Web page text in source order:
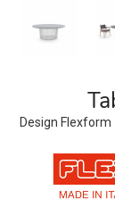
Design Flexform